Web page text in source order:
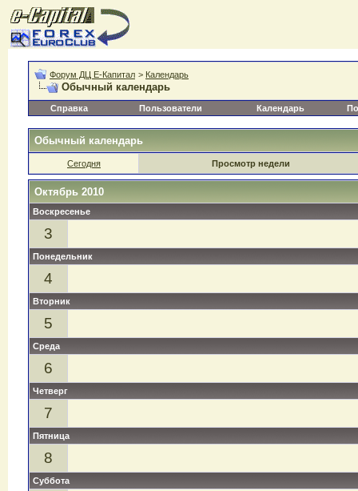
Форум ДЦ Е-Капитал > Календарь
Обычный календарь
Справка Пользователи Календарь
Обычный календарь
Сегодня Просмотр недели
Октябрь 2010
Воскресенье
3
Понедельник
4
Вторник
5
Среда
6
Четверг
7
Пятница
8
Суббота